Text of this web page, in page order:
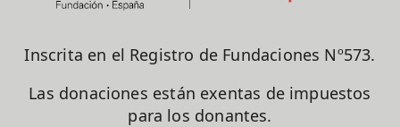
Inscrita en el Registro de Fundaciones Nº573.
Las donaciones están exentas de impuestos
para los donantes.